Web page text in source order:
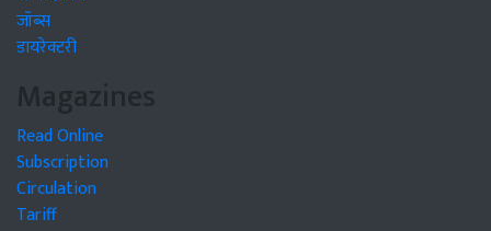
जॉब्स
डायरेक्टरी
Magazines
Read Online
Subscription
Circulation
Tariff